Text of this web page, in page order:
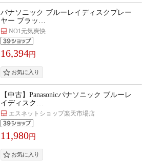
パナソニック ブルーレイディスクプレー
ヤー ブラッ…
NO1元気爽快
16,394円
【中古】Panasonicパナソニック ブルーレ
イディスク…
エスネットショップ楽天市場店
11,980円